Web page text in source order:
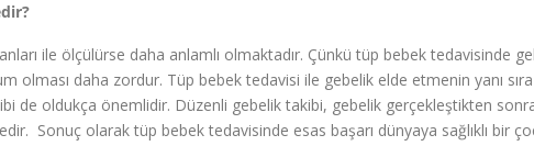
ile ölçülürse daha anlamlı olmaktadır. Çünkü tüp bebek tedavisinde
olması daha zordur. Tüp bebek tedavisi ile gebelik elde etmenin yanı
de oldukça önemlidir. Düzenli gebelik takibi, gebelik gerçekleştikten
Sonuç olarak tüp bebek tedavisinde esas başarı dünyaya sağlıklı bir